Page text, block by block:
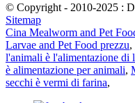
© Copyright - 2010-2025 :
Sitemap
Cina Mealworm and Pet
Larvae and Pet Food prezzu,
l'animali è l'alimentazione di
è alimentazione per animali,
secchi è vermi di farina,